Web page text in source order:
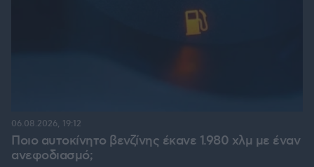
Ποιο αυτοκίνητο βενζίνης έκανε 1.980 χλμ με έναν
ανεφοδιασμό;
06.08.2026, 19:12